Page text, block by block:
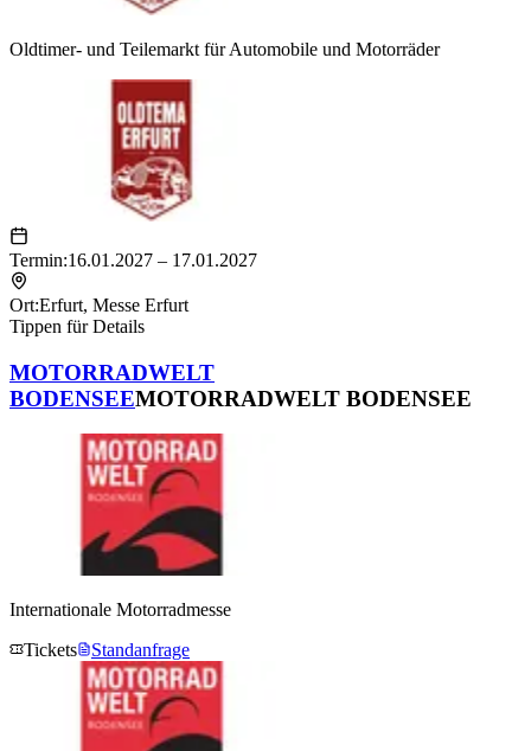
Oldtimer- und Teilemarkt für Automobile und Motorräder
Termin:16.01.2027 – 17.01.2027
Ort:Erfurt, Messe Erfurt
Tippen für Details
MOTORRADWELT
BODENSEEMOTORRADWELT BODENSEE
Internationale Motorradmesse
Tickets
Standanfrage